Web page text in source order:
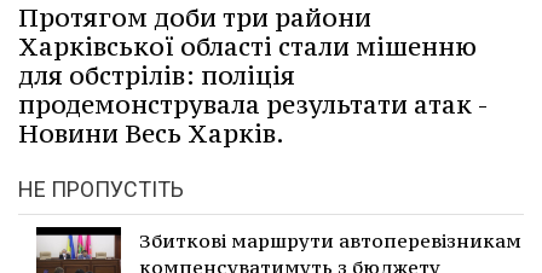
Протягом доби три райони
Харківської області стали мішенню
для обстрілів: поліція
продемонструвала результати атак -
Новини Весь Харків.
НЕ ПРОПУСТІТЬ
Збиткові маршрути автоперевізникам
компенсуватимуть з бюджету